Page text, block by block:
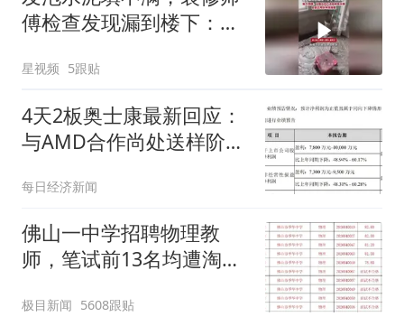
傅检查发现漏到楼下：出
星视频 5跟贴
4天2板奥士康最新回应：
与AMD合作尚处送样阶
展订单合作
每日经济新闻
佛山一中学招聘物理教
师，笔试前13名均遭淘
聘，成立调查组全面核查
极目新闻 5608跟贴